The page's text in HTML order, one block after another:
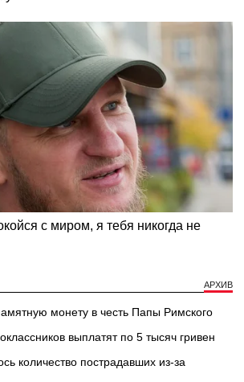
АРХИВ
монету в честь Папы Римского
выплатят по 5 тысяч гривен
количество пострадавших из-за